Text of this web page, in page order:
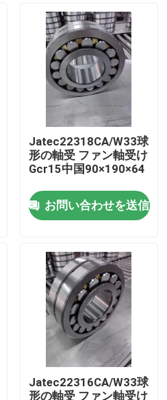
Jatec22318CA/W33球
形の軸受 ファン軸受け
Gcr15中国90×190×64
お問い合わせを送信
Jatec22316CA/W33球
形の軸受 ファン軸受け